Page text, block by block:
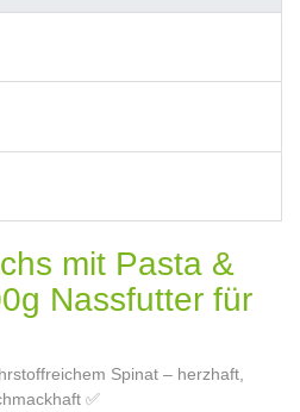
mit Pasta &
Nassfutter für
Spinat – herzhaft,
✅